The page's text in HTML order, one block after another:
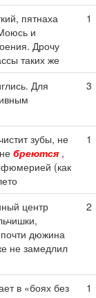
пятнаха
и
Дрочу
таких же
1
Для
3
зубы, не
бреются ,
(как
1
центр
дюжина
не замедлил
2
в «боях без
1